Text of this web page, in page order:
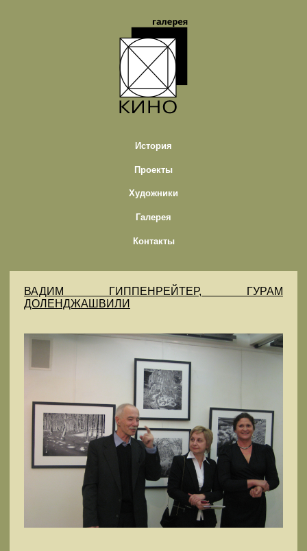
История
Проекты
Художники
Галерея
Контакты
ВАДИМ ГИППЕНРЕЙТЕР, ГУРАМ
ДОЛЕНДЖАШВИЛИ